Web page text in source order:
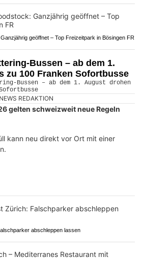
geöffnet – Top Freizeitpark in Bösingen FR
Bussen – ab dem 1.
zu 100 Franken Sofortbusse
REDAKTION
gelten schweizweit neue Regeln
kann neu direkt vor Ort mit einer
abschleppen lassen